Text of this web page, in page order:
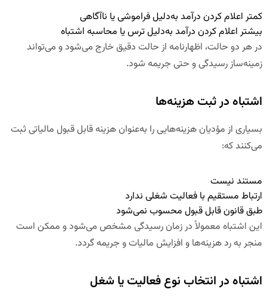
کمتر اعلام کردن درآمد به‌دلیل فراموشی یا ناآگاهی
بیشتر اعلام کردن درآمد به‌دلیل ترس یا محاسبه اشتباه
در هر دو حالت، اظهارنامه از حالت دقیق خارج می‌شود و می‌تواند
زمینه‌ساز رسیدگی و حتی جریمه شود.
اشتباه در ثبت هزینه‌ها
بسیاری از مؤدیان هزینه‌هایی را به‌عنوان هزینه قابل قبول مالیاتی ثبت
می‌کنند که:
مستند نیست
ارتباط مستقیم با فعالیت شغلی ندارد
طبق قانون قابل قبول محسوب نمی‌شود
این اشتباه معمولاً در زمان رسیدگی مشخص می‌شود و ممکن است
منجر به رد هزینه‌ها و افزایش مالیات و جریمه گردد.
اشتباه در انتخاب نوع فعالیت یا شغل